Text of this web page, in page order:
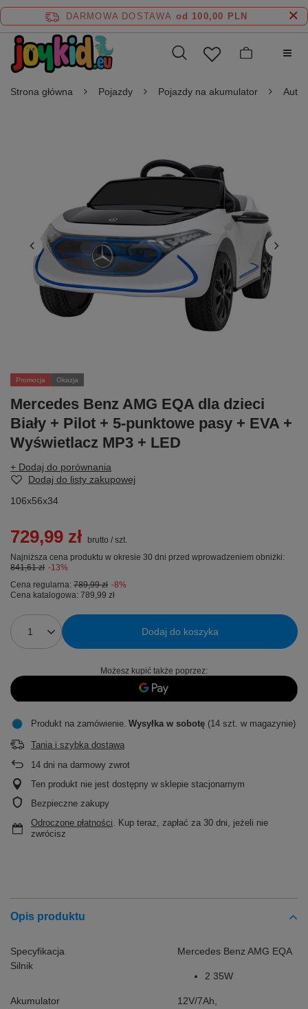
DARMOWA DOSTAWA od 100,00 PLN
Strona główna Pojazdy Pojazdy na akumulator Auta
Promocja Okazja
Mercedes Benz AMG EQA dla dzieci
Biały + Pilot + 5-punktowe pasy + EVA +
Wyświetlacz MP3 + LED
+ Dodaj do porównania
Dodaj do listy zakupowej
106x56x34
729,99 zł brutto / szt.
Najniższa cena produktu w okresie 30 dni przed wprowadzeniem obniżki:
841,61 zł -13%
Cena regularna: 789,99 zł -8%
Cena katalogowa: 789,99 zł
Dodaj do koszyka
Możesz kupić także poprzez:
Produkt na zamówienie Wysyłka w sobotę (14 szt. w magazynie)
Tania i szybka dostawa
14 dni na darmowy zwrot
Ten produkt nie jest dostępny w sklepie stacjonarnym
Bezpieczne zakupy
Odroczone płatności. Kup teraz, zapłać za 30 dni, jeżeli nie
zwrócisz
Opis produktu
Specyfikacja
Mercedes Benz AMG EQA
Silnik
2 35W
Akumulator
12V/7Ah,